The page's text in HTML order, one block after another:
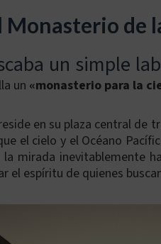
Monasterio de
un simple
un «monasterio para la
en su plaza central de
el cielo y el Océano
mirada inevitablemente
el espíritu de quienes